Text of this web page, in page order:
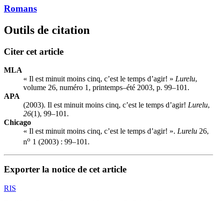
Romans
Outils de citation
Citer cet article
MLA
« Il est minuit moins cinq, c’est le temps d’agir! » Lurelu,
volume 26, numéro 1, printemps–été 2003, p. 99–101.
APA
(2003). Il est minuit moins cinq, c’est le temps d’agir! Lurelu,
26(1), 99–101.
Chicago
« Il est minuit moins cinq, c’est le temps d’agir! ». Lurelu 26,
no 1 (2003) : 99–101.
Exporter la notice de cet article
RIS